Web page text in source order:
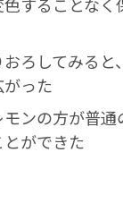
ろしてみると
った
ンの方が普通
ができた